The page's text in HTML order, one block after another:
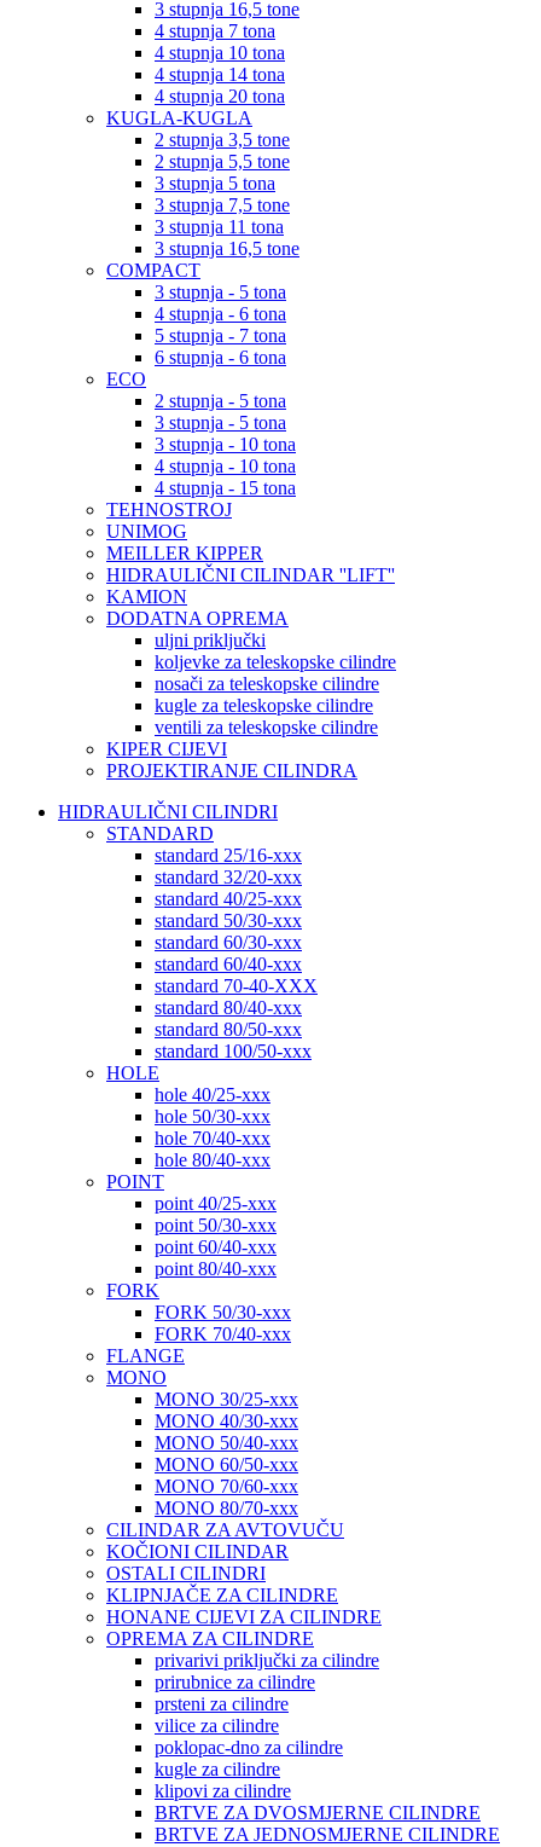
3 stupnja 16,5 tone
4 stupnja 7 tona
4 stupnja 10 tona
4 stupnja 14 tona
4 stupnja 20 tona
KUGLA-KUGLA
2 stupnja 3,5 tone
2 stupnja 5,5 tone
3 stupnja 5 tona
3 stupnja 7,5 tone
3 stupnja 11 tona
3 stupnja 16,5 tone
COMPACT
3 stupnja - 5 tona
4 stupnja - 6 tona
5 stupnja - 7 tona
6 stupnja - 6 tona
ECO
2 stupnja - 5 tona
3 stupnja - 5 tona
3 stupnja - 10 tona
4 stupnja - 10 tona
4 stupnja - 15 tona
TEHNOSTROJ
UNIMOG
MEILLER KIPPER
HIDRAULIČNI CILINDAR ''LIFT''
KAMION
DODATNA OPREMA
uljni priključki
koljevke za teleskopske cilindre
nosači za teleskopske cilindre
kugle za teleskopske cilindre
ventili za teleskopske cilindre
KIPER CIJEVI
PROJEKTIRANJE CILINDRA
HIDRAULIČNI CILINDRI
STANDARD
standard 25/16-xxx
standard 32/20-xxx
standard 40/25-xxx
standard 50/30-xxx
standard 60/30-xxx
standard 60/40-xxx
standard 70-40-XXX
standard 80/40-xxx
standard 80/50-xxx
standard 100/50-xxx
HOLE
hole 40/25-xxx
hole 50/30-xxx
hole 70/40-xxx
hole 80/40-xxx
POINT
point 40/25-xxx
point 50/30-xxx
point 60/40-xxx
point 80/40-xxx
FORK
FORK 50/30-xxx
FORK 70/40-xxx
FLANGE
MONO
MONO 30/25-xxx
MONO 40/30-xxx
MONO 50/40-xxx
MONO 60/50-xxx
MONO 70/60-xxx
MONO 80/70-xxx
CILINDAR ZA AVTOVUČU
KOČIONI CILINDAR
OSTALI CILINDRI
KLIPNJAČE ZA CILINDRE
HONANE CIJEVI ZA CILINDRE
OPREMA ZA CILINDRE
privarivi priključki za cilindre
prirubnice za cilindre
prsteni za cilindre
vilice za cilindre
poklopac-dno za cilindre
kugle za cilindre
klipovi za cilindre
BRTVE ZA DVOSMJERNE CILINDRE
BRTVE ZA JEDNOSMJERNE CILINDRE